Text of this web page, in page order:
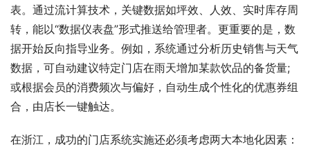
表。通过流计算技术，关键数据如坪效、人效、实时库存周
转，能以“数据仪表盘”形式推送给管理者。更重要的是，数
据开始反向指导业务。例如，系统通过分析历史销售与天气
数据，可自动建议特定门店在雨天增加某款饮品的备货量;
或根据会员的消费频次与偏好，自动生成个性化的优惠券组
合，由店长一键触达。
在浙江，成功的门店系统实施还必须考虑两大本地化因素：